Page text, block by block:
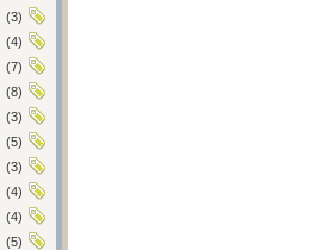
(3)
(4)
(7)
(8)
(3)
(5)
(3)
(4)
(4)
(5)